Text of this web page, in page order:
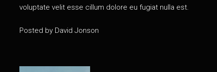
voluptate velit esse cillum dolore eu fugiat nulla est.
Posted by David Jonson